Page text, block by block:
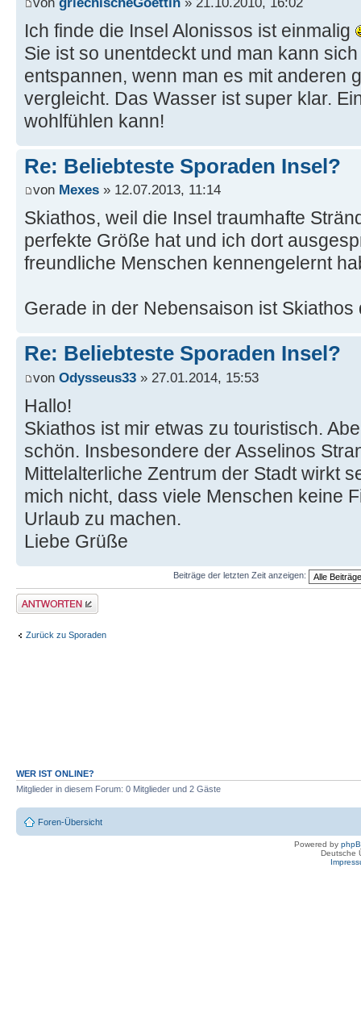
Ich finde die Insel Alonissos ist einmalig
Sie ist so unentdeckt und man kann
entspannen, wenn man es mit anderen
vergleicht. Das Wasser ist super klar.
wohlfühlen kann!
Re: Beliebteste Sporaden Insel?
von Mexes » 12.07.2013, 11:14
Skiathos, weil die Insel traumhafte
perfekte Größe hat und ich dort
freundliche Menschen kennengelernt
Gerade in der Nebensaison ist
Re: Beliebteste Sporaden Insel?
von Odysseus33 » 27.01.2014, 15:53
Hallo!
Skiathos ist mir etwas zu touristisch.
schön. Insbesondere der Asselinos
Mittelalterliche Zentrum der Stadt wirkt
mich nicht, dass viele Menschen keine
Urlaub zu machen.
Liebe Grüße
Beiträge der letzten Zeit anzeigen:
Antwort erstellen
Zurück zu Sporaden
WER IST ONLINE?
Mitglieder in diesem Forum: 0 Mitglieder und 2 Gäste
Foren-Übersicht
Powered by
Deutsche